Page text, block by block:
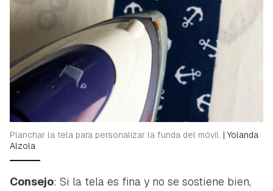
Planchar la tela para personalizar la funda del móvil. |Yolanda
Alzola
Consejo: Si la tela es fina y no se sostiene bien,